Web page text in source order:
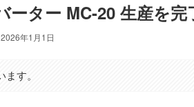
ーター MC-20 生産を
2026年1月1日
す。